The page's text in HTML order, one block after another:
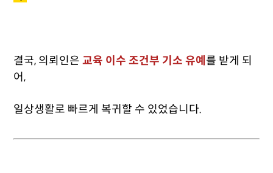
결국, 의뢰인은교육 이수 조건부 기소 유예 를 받게 되
어,
일상생활로 빠르게 복귀할 수 있었습니다.